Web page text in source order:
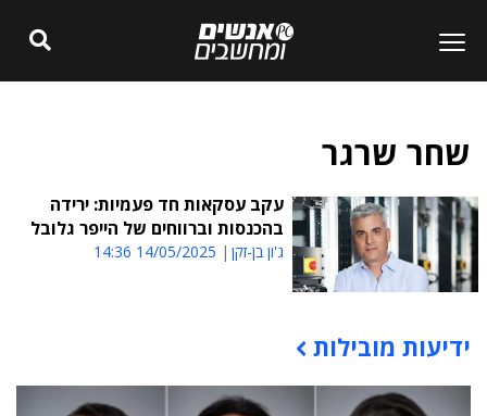
שחר שרגר
עקב עסקאות חד פעמיות: ירידה
בהכנסות וברווחים של הייפר גלובל
ג'ון בן-זקן 14/05/2025 14:36
תוכן פרסומי
ידיעות מובילות